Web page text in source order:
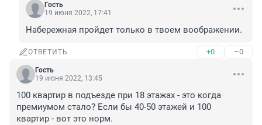
Гость
19 июня 2022, 17:41
Набережная пройдет только в твоем воображении.
ОТВЕТИТЬ +0 –0
Гость
19 июня 2022, 13:45
100 квартир в подъезде при 18 этажах - это когда
премиумом стало? Если бы 40-50 этажей и 100
квартир - вот это норм.